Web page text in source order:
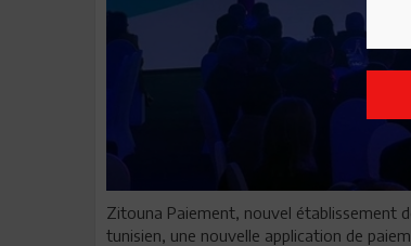
Zitouna Paiement, nouvel établissement
tunisien, une nouvelle application de